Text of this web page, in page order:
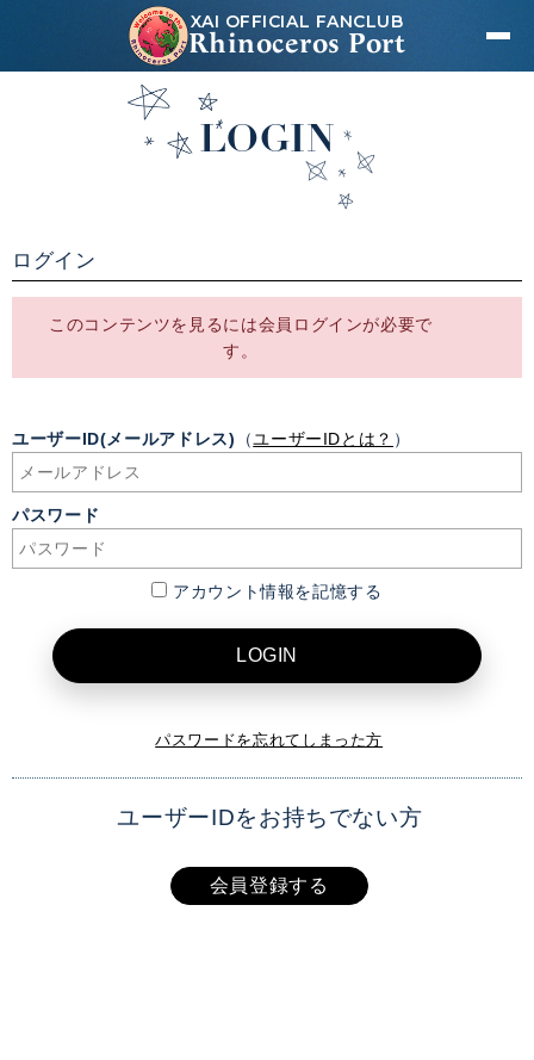
XAI OFFICIAL FANCLUB
Rhinoceros Port
LOGIN
ログイン
このコンテンツを見るには会員ログインが必要で
す。
ユーザーID(メールアドレス) （ユーザーIDとは？ ）
パスワード
アカウント情報を記憶する
LOGIN
パスワードを忘れてしまった方
ユーザーIDをお持ちでない方
会員登録する